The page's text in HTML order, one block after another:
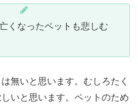
くなったペットも悲しむ
無いと思います。むしろたく
いと思います。ペットのため